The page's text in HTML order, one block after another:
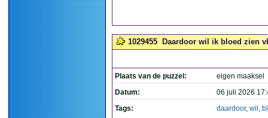
1029455 Daardoor wil ik bloed zien
Plaats van de puzzel:
eigen maaksel
Datum:
06 juli 2026
Tags:
daardoor, wil ,